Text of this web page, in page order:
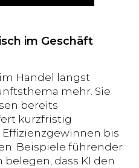
im Geschäft
Handel längst
mehr. Sie
bereits
kurzfristig
Effizienzgewinnen bis
Beispiele führender
dass KI den